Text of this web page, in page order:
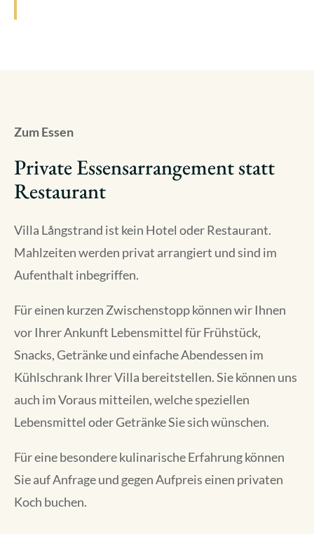
Zum Essen
Private Essensarrangement statt
Restaurant
Villa Långstrand ist kein Hotel oder Restaurant.
Mahlzeiten werden privat arrangiert und sind im
Aufenthalt inbegriffen.
Für einen kurzen Zwischenstopp können wir Ihnen
vor Ihrer Ankunft Lebensmittel für Frühstück,
Snacks, Getränke und einfache Abendessen im
Kühlschrank Ihrer Villa bereitstellen. Sie können uns
auch im Voraus mitteilen, welche speziellen
Lebensmittel oder Getränke Sie sich wünschen.
Für eine besondere kulinarische Erfahrung können
Sie auf Anfrage und gegen Aufpreis einen privaten
Koch buchen.